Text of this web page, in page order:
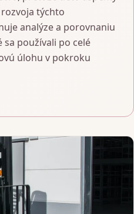
týchto
analýze a porovnaniu
používali po celé
úlohu v pokroku